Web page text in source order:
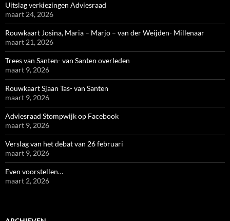
Uitslag verkiezingen Adviesraad
maart 24, 2026
Rouwkaart Josina, Maria – Marjo – van der Weijden- Millenaar
maart 21, 2026
Trees van Santen- van Santen overleden
maart 9, 2026
Rouwkaart Sjaan Tas- van Santen
maart 9, 2026
Adviesraad Stompwijk op Facebook
maart 9, 2026
Verslag van het debat van 26 februari
maart 9, 2026
Even voorstellen…
maart 2, 2026